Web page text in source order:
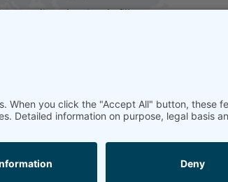
to us directly. Simply fill out our